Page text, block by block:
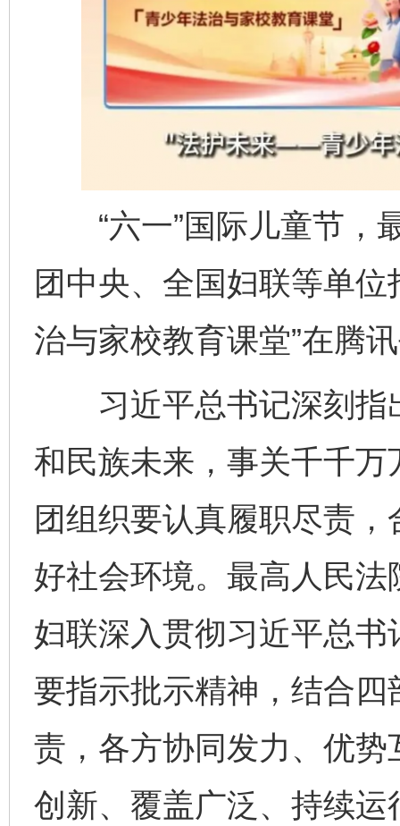
“六一”国际儿童节，
团中央、全国妇联等单
治与家校教育课堂”在腾
习近平总书记深刻指
和民族未来，事关千千
团组织要认真履职尽责
好社会环境。最高人民
妇联深入贯彻习近平总
要指示批示精神，结合
责，各方协同发力、优
创新、覆盖广泛、持续